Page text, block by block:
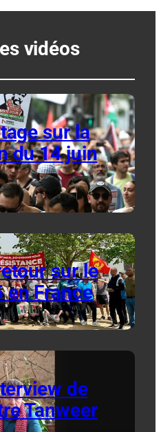
vidéos
sur la
du 14 juin
sur le
en France
de
Tanweer